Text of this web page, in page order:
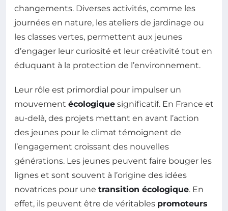
changements. Diverses activités, comme les
journées en nature, les ateliers de jardinage ou
les classes vertes, permettent aux jeunes
d’engager leur curiosité et leur créativité tout en
éduquant à la protection de l’environnement.
Leur rôle est primordial pour impulser un
mouvement écologique significatif. En France et
au-delà, des projets mettant en avant l’action
des jeunes pour le climat témoignent de
l’engagement croissant des nouvelles
générations. Les jeunes peuvent faire bouger les
lignes et sont souvent à l’origine des idées
novatrices pour une transition écologique. En
effet, ils peuvent être de véritables promoteurs